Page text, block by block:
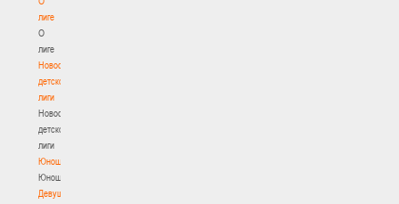
лиге
О
лиге
Новости
детской
лиги
Новости
детской
лиги
Юноши
Юноши
Девушки